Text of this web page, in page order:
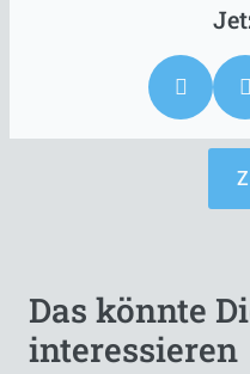
Das könnte
interessieren